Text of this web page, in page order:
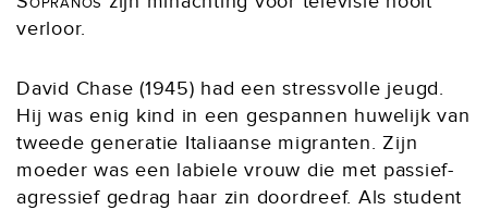
verloor.
David Chase (1945) had een stressvolle jeugd.
Hij was enig kind in een gespannen huwelijk van
tweede generatie Italiaanse migranten. Zijn
moeder was een labiele vrouw die met passief-
agressief gedrag haar zin doordreef. Als student